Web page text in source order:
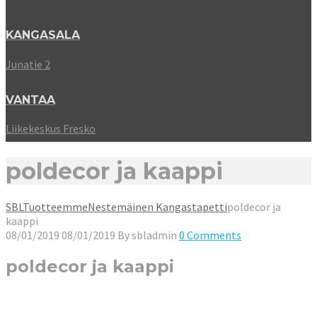
KANGASALA
Junatie 2
VANTAA
Liikekeskus Fresko
poldecor ja kaappi
SBLTuotteemmeNestemäinen Kangastapettipoldecor ja
kaappi
08/01/2019 08/01/2019 Bysbladmin 0 Comments
poldecor ja kaappi